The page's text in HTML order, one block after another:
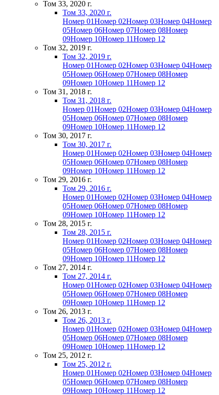
Том 33, 2020 г.
Том 33, 2020 г.
Номер 01Номер 02Номер 03Номер 04Номер
05Номер 06Номер 07Номер 08Номер
09Номер 10Номер 11Номер 12
Том 32, 2019 г.
Том 32, 2019 г.
Номер 01Номер 02Номер 03Номер 04Номер
05Номер 06Номер 07Номер 08Номер
09Номер 10Номер 11Номер 12
Том 31, 2018 г.
Том 31, 2018 г.
Номер 01Номер 02Номер 03Номер 04Номер
05Номер 06Номер 07Номер 08Номер
09Номер 10Номер 11Номер 12
Том 30, 2017 г.
Том 30, 2017 г.
Номер 01Номер 02Номер 03Номер 04Номер
05Номер 06Номер 07Номер 08Номер
09Номер 10Номер 11Номер 12
Том 29, 2016 г.
Том 29, 2016 г.
Номер 01Номер 02Номер 03Номер 04Номер
05Номер 06Номер 07Номер 08Номер
09Номер 10Номер 11Номер 12
Том 28, 2015 г.
Том 28, 2015 г.
Номер 01Номер 02Номер 03Номер 04Номер
05Номер 06Номер 07Номер 08Номер
09Номер 10Номер 11Номер 12
Том 27, 2014 г.
Том 27, 2014 г.
Номер 01Номер 02Номер 03Номер 04Номер
05Номер 06Номер 07Номер 08Номер
09Номер 10Номер 11Номер 12
Том 26, 2013 г.
Том 26, 2013 г.
Номер 01Номер 02Номер 03Номер 04Номер
05Номер 06Номер 07Номер 08Номер
09Номер 10Номер 11Номер 12
Том 25, 2012 г.
Том 25, 2012 г.
Номер 01Номер 02Номер 03Номер 04Номер
05Номер 06Номер 07Номер 08Номер
09Номер 10Номер 11Номер 12